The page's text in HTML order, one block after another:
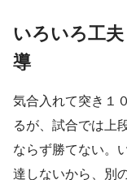
いろいろ工
導
気合入れて突き１
るが、試合では上
ならず勝てない。
達しないから、別